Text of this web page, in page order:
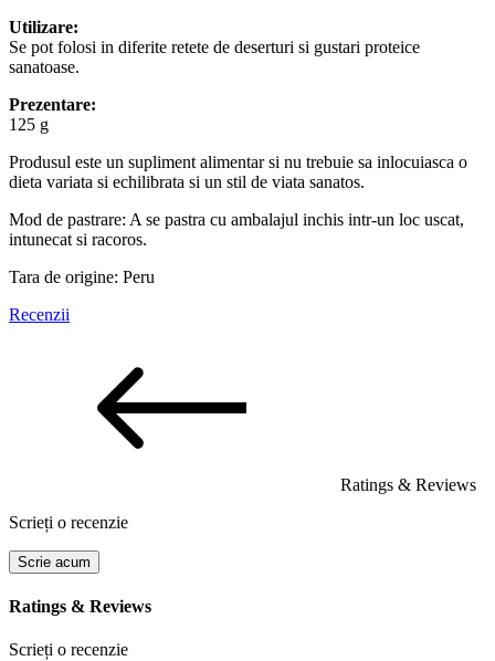
Utilizare:
Se pot folosi in diferite retete de deserturi si gustari proteice
sanatoase.
Prezentare:
125 g
Produsul este un supliment alimentar si nu trebuie sa inlocuiasca o
dieta variata si echilibrata si un stil de viata sanatos.
Mod de pastrare: A se pastra cu ambalajul inchis intr-un loc uscat,
intunecat si racoros.
Tara de origine: Peru
Recenzii
Ratings & Reviews
Scrieți o recenzie
Scrie acum
Ratings & Reviews
Scrieți o recenzie